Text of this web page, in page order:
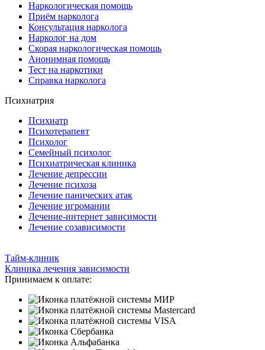
Наркологическая помощь
Приём нарколога
Консультация нарколога
Нарколог на дом
Скорая наркологическая помощь
Анонимная помощь
Тест на наркотики
Справка нарколога
Психиатрия
Психиатр
Психотерапевт
Психолог
Семейный психолог
Психиатрическая клиника
Лечение депрессии
Лечение психоза
Лечение панических атак
Лечение игромании
Лечение-интернет зависимости
Лечение созависимости
Тайм-клиник
Клиника лечения зависимости
Принимаем к оплате: